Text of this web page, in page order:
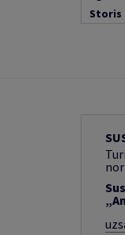
Storis